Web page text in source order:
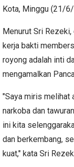
Kota, Minggu (21/
Menurut Sri
kerja bakti
royong adalah inti
mengamalkan
"Saya miris melihat
narkoba dan
ini kita
dan berkembang,
kuat," kata Sri